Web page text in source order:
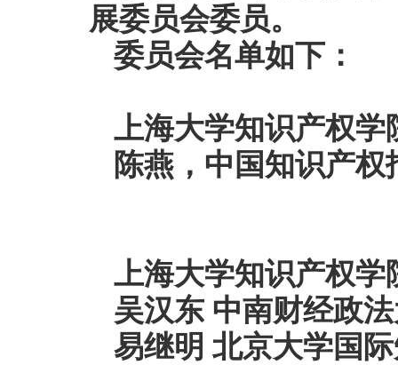
展委员会委员。
委员会名单如下：
上海大学知识产权
陈燕 ， 中国知识产权
上海大学知识产权学
吴汉东 中南财经政
易继明 北京大学国